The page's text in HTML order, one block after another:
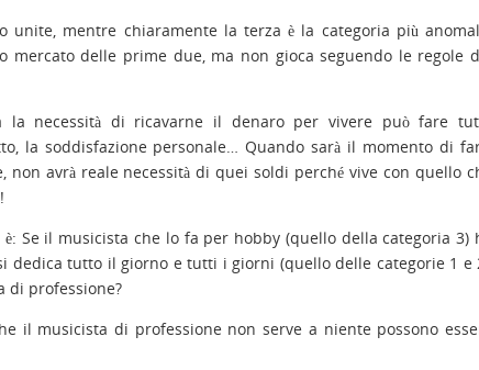
unite, mentre chiaramente la terza è la categoria più
mercato delle prime due, ma non gioca seguendo le regole
la necessità di ricavarne il denaro per vivere può fare
la soddisfazione personale… Quando sarà il momento di
non avrà reale necessità di quei soldi perché vive con quello
Se il musicista che lo fa per hobby (quello della categoria 3)
dedica tutto il giorno e tutti i giorni (quello delle categorie 1 e
di professione?
il musicista di professione non serve a niente possono